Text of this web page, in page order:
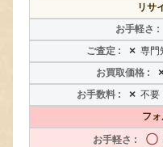
リサ
× 専門
× 不要
フ
〇